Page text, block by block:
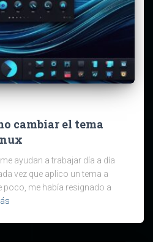
cambiar el tema
ayudan a trabajar día a día
vez que aplico un tema a
poco, me había resignado a